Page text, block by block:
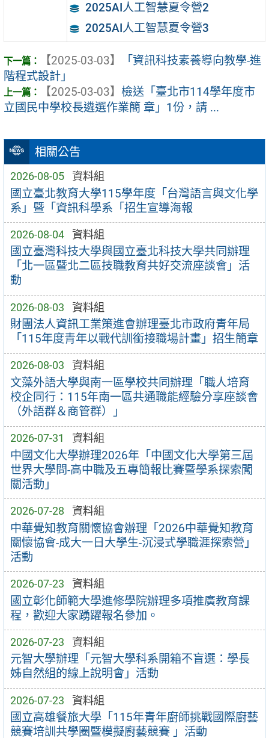
相關公告
2026-08-05 資料組
國立臺北教育大學115學年度「台灣語言與文化學
系」暨「資訊科學系「招生宣導海報
2026-08-04 資料組
國立臺灣科技大學與國立臺北科技大學共同辦理
「北一區暨北二區技職教育共好交流座談會」活
動
2026-08-03 資料組
財團法人資訊工業策進會辦理臺北市政府青年局
「115年度青年以戰代訓銜接職場計畫」招生簡章
2026-08-03 資料組
文藻外語大學與南一區學校共同辦理「職人培育
校企同行：115年南一區共通職能經驗分享座談會
（外語群＆商管群）」
2026-07-31 資料組
中國文化大學辦理2026年「中國文化大學第三屆
世界大學問-高中職及五專簡報比賽暨學系探索闖
關活動」
2026-07-28 資料組
中華覺知教育關懷協會辦理「2026中華覺知教育
關懷協會-成大一日大學生-沉浸式學職涯探索營」
活動
2026-07-23 資料組
國立彰化師範大學進修學院辦理多項推廣教育課
程，歡迎大家踴躍報名參加。
2026-07-23 資料組
元智大學辦理「元智大學科系開箱不盲選：學長
姊自然組的線上說明會」活動
2026-07-23 資料組
國立高雄餐旅大學「115年青年廚師挑戰國際廚藝
競賽培訓共學圈暨模擬廚藝競賽 」活動
2025AI人工智慧夏令營2
2025AI人工智慧夏令營3
【2025-03-03】
「資訊科技素養導向教學-進
階程式設計」
【2025-03-03】 檢送「臺北市114學年度市
立國民中學校長遴選作業簡 章」1份，請 ...